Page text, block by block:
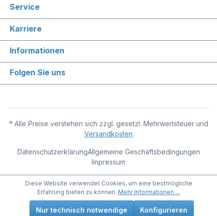
Service
Karriere
Informationen
Folgen Sie uns
* Alle Preise verstehen sich zzgl. gesetzl. Mehrwertsteuer und
Versandkosten
DatenschutzerklärungAllgemeine Geschäftsbedingungen
Impressum
Diese Website verwendet Cookies, um eine bestmögliche
Erfahrung bieten zu können. Mehr Informationen ...
Nur technisch notwendige Konfigurieren